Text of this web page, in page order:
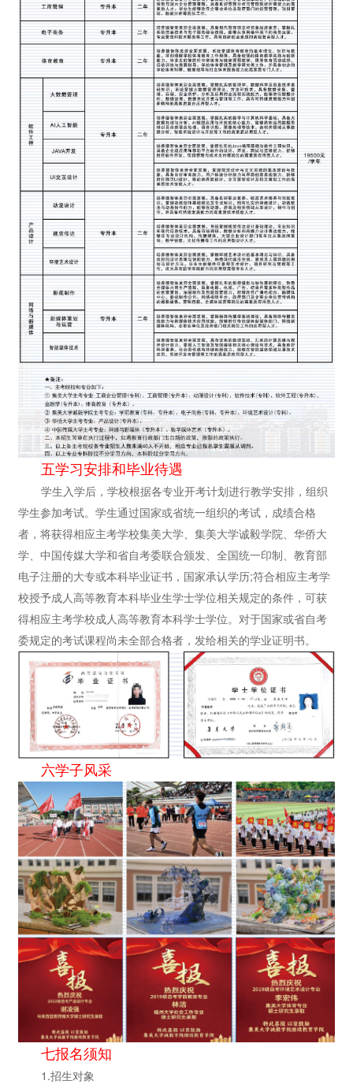
五学习安排和毕业待遇
学生入学后，学校根据各专业开考计划进行教学安排，组织
学生参加考试。学生通过国家或省统一组织的考试，成绩合格
者，将获得相应主考学校集美大学、集美大学诚毅学院、华侨大
学、中国传媒大学和省自考委联合颁发、全国统一印制、教育部
电子注册的大专或本科毕业证书，国家承认学历;符合相应主考学
校授予成人高等教育本科毕业生学士学位相关规定的条件，可获
得相应主考学校成人高等教育本科学士学位。对于国家或省自考
委规定的考试课程尚未全部合格者，发给相关的学业证明书。
六学子风采
七报名须知
1.招生对象